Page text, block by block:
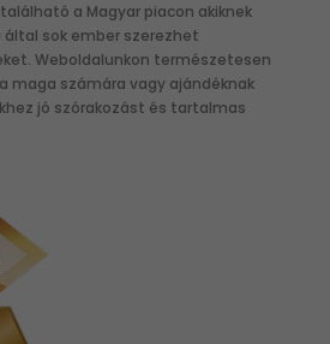
a Magyar piacon akiknek
sok ember szerezhet
Weboldalunkon természetesen
maga számára vagy ajándéknak
jó szórakozást és tartalmas